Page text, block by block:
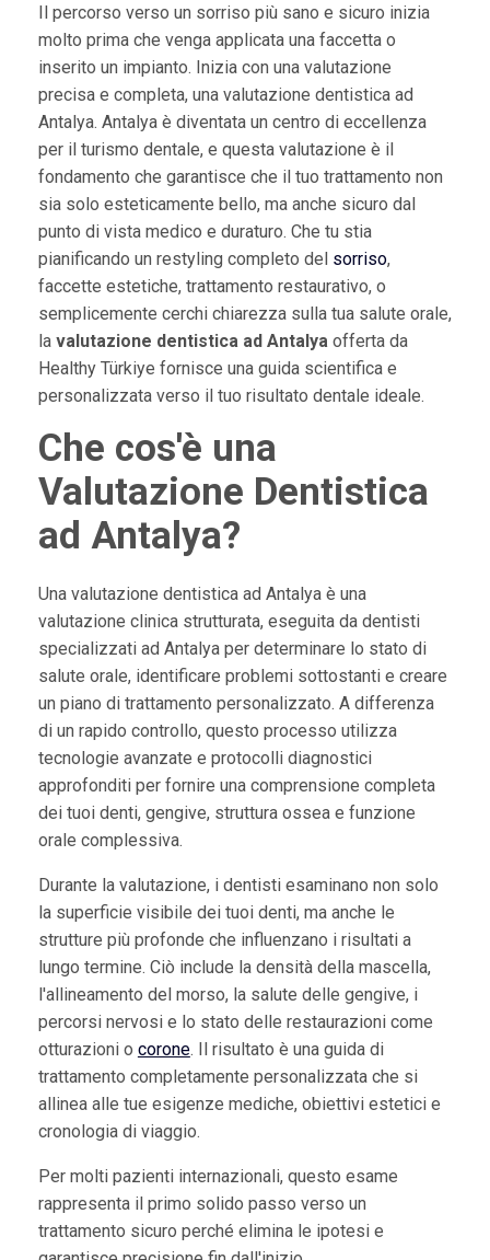
Il percorso verso un sorriso più sano e sicuro inizia
molto prima che venga applicata una faccetta o
inserito un impianto. Inizia con una valutazione
precisa e completa, una valutazione dentistica ad
Antalya. Antalya è diventata un centro di eccellenza
per il turismo dentale, e questa valutazione è il
fondamento che garantisce che il tuo trattamento non
sia solo esteticamente bello, ma anche sicuro dal
punto di vista medico e duraturo. Che tu stia
pianificando un restyling completo del sorriso,
faccette estetiche, trattamento restaurativo, o
semplicemente cerchi chiarezza sulla tua salute orale,
la valutazione dentistica ad Antalyaofferta da
Healthy Türkiye fornisce una guida scientifica e
personalizzata verso il tuo risultato dentale ideale.
Che cos'è una
Valutazione Dentistica
ad Antalya?
Una valutazione dentistica ad Antalya è una
valutazione clinica strutturata, eseguita da dentisti
specializzati ad Antalya per determinare lo stato di
salute orale, identificare problemi sottostanti e creare
un piano di trattamento personalizzato. A differenza
di un rapido controllo, questo processo utilizza
tecnologie avanzate e protocolli diagnostici
approfonditi per fornire una comprensione completa
dei tuoi denti, gengive, struttura ossea e funzione
orale complessiva.
Durante la valutazione, i dentisti esaminano non solo
la superficie visibile dei tuoi denti, ma anche le
strutture più profonde che influenzano i risultati a
lungo termine. Ciò include la densità della mascella,
l'allineamento del morso, la salute delle gengive, i
percorsi nervosi e lo stato delle restaurazioni come
otturazioni o corone. Il risultato è una guida di
trattamento completamente personalizzata che si
allinea alle tue esigenze mediche, obiettivi estetici e
cronologia di viaggio.
Per molti pazienti internazionali, questo esame
rappresenta il primo solido passo verso un
trattamento sicuro perché elimina le ipotesi e